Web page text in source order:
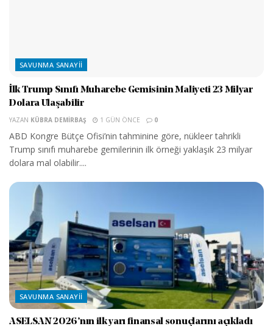
SAVUNMA SANAYII
İlk Trump Sınıfı Muharebe Gemisinin Maliyeti 23 Milyar
Dolara Ulaşabilir
YAZAN KÜBRA DEMIRBAŞ 1 GÜN ÖNCE 0
ABD Kongre Bütçe Ofisi’nin tahminine göre, nükleer tahrikli
Trump sınıfı muharebe gemilerinin ilk örneği yaklaşık 23 milyar
dolara mal olabilir....
SAVUNMA SANAYII
ASELSAN 2026’nın ilk yarı finansal sonuçlarını açıkladı